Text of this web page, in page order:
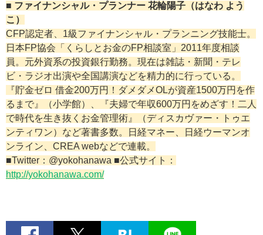
■ ファイナンシャル・プランナー 花輪陽子（はなわ よう
こ）
CFP認定者、1級ファイナンシャル・プランニング技能士。
日本FP協会「くらしとお金のFP相談室」2011年度相談
員。元外資系の投資銀行勤務。現在は雑誌・新聞・テレ
ビ・ラジオ出演や全国講演などを精力的に行っている。
『貯金ゼロ 借金200万円！ダメダメOLが資産1500万円を作
るまで』（小学館）、『夫婦で年収600万円をめざす！二人
で時代を生き抜くお金管理術』（ディスカヴァー・トゥエ
ンティワン）など著書多数。日経マネー、日経ウーマンオ
ンライン、CREA webなどで連載。
■Twitter：@yokohanawa ■公式サイト：
http://yokohanawa.com/